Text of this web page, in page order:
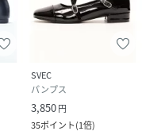
SVEC
パンプス
3,850円
35ポイント(1倍)